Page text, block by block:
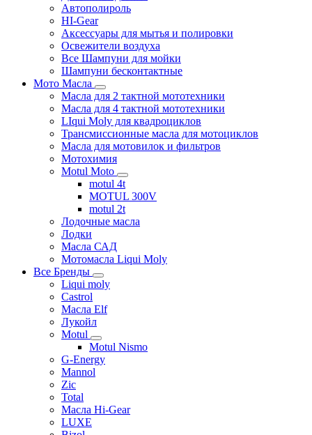
Автополироль
HI-Gear
Аксессуары для мытья и полировки
Освежители воздуха
Все Шампуни для мойки
Шампуни бесконтактные
Мото Масла
Масла для 2 тактной мототехники
Масла для 4 тактной мототехники
LIqui Moly для квадроциклов
Трансмиссионные масла для мотоциклов
Масла для мотовилок и фильтров
Мотохимия
Motul Moto
motul 4t
MOTUL 300V
motul 2t
Лодочные масла
Лодки
Масла САД
Мотомасла Liqui Moly
Все Бренды
Liqui moly
Castrol
Масла Elf
Лукойл
Motul
Motul Nismo
G-Energy
Mannol
Zic
Total
Масла Hi-Gear
LUXE